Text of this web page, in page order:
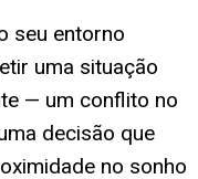
seu entorno
uma situação
— um conflito no
decisão que
no sonho